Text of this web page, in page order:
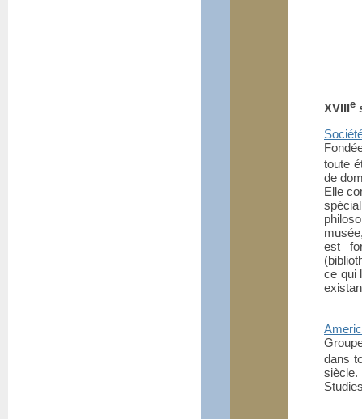
XVIIIe
toute
de
Elle
est
ce qui
dans
siècle.